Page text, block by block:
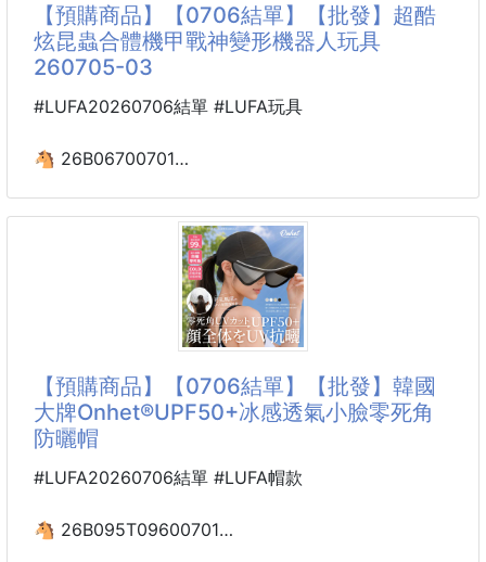
無論逛街、散步還是日常外出，都能給媽媽帶來輕鬆自
在的好心情。
📌顏色：黑色，灰色，粉色
📌尺寸：36~42
----------------------------------------------
【預購商品】【0706結單】【批發】超酷
炫昆蟲合體機甲戰神變形機器人玩具
260705-03
#LUFA20260706結單 #LUFA玩具
🐴 26B06700701
家裡的小寶貝總是沉迷手機平板？
落後的手動能力、散漫的專注力讓家長好頭痛？😩
今年夏天，拒絕枯燥乏味！
【超酷炫昆蟲合體機甲戰神變形機器人玩具】
帶領孩子進入熱血爆棚的昆蟲機甲世界！
這款玩具不僅外觀帥到炸裂，更是兼具培養專注、邏輯
思維、手動能力的益智型神作！
邏輯瞬間UP！
【預購商品】【0706結單】【批發】韓國
大牌Onhet®UPF50+冰感透氣小臉零死角
防曬帽
#LUFA20260706結單 #LUFA帽款
🐴 26B095T09600701